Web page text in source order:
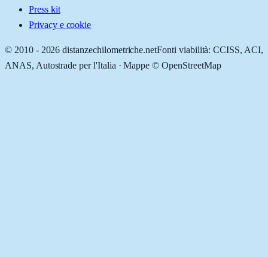
Press kit
Privacy e cookie
© 2010 - 2026 distanzechilometriche.netFonti viabilità: CCISS, ACI,
ANAS, Autostrade per l'Italia · Mappe © OpenStreetMap